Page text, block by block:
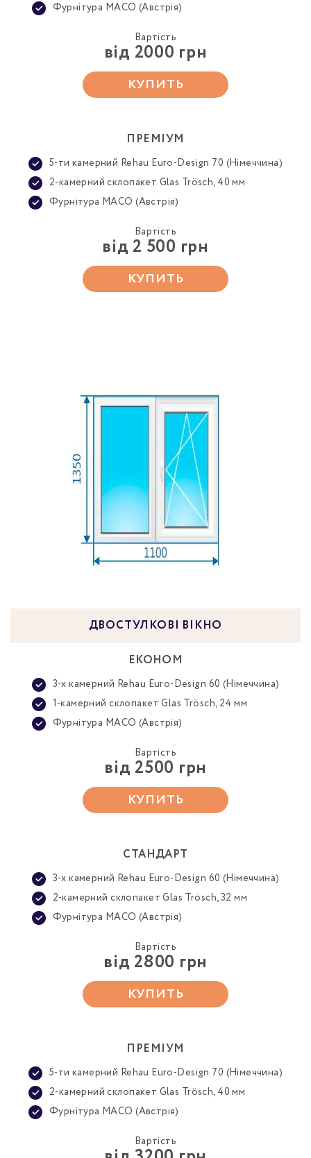
Фурнітура MACO (Австрія)
Вартість
від 2000 грн
КУПИТЬ
ПРЕМІУМ
5-ти камерний Rehau Euro-Design 70 (Німеччина)
2-камерний склопакет Glas Trösch, 40 мм
Фурнітура MACO (Австрія)
Вартість
від 2 500 грн
КУПИТЬ
ДВОСТУЛКОВІ ВІКНО
ЕКОНОМ
3-х камерний Rehau Euro-Design 60 (Німеччина)
1-камерний склопакет Glas Trösch, 24 мм
Фурнітура MACO (Австрія)
Вартість
від 2500 грн
КУПИТЬ
СТАНДАРТ
3-х камерний Rehau Euro-Design 60 (Німеччина)
2-камерний склопакет Glas Trösch, 32 мм
Фурнітура MACO (Австрія)
Вартість
від 2800 грн
КУПИТЬ
ПРЕМІУМ
5-ти камерний Rehau Euro-Design 70 (Німеччина)
2-камерний склопакет Glas Trösch, 40 мм
Фурнітура MACO (Австрія)
Вартість